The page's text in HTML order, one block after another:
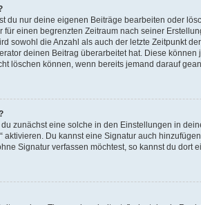
du nur deine eigenen Beiträge bearbeiten oder
einen begrenzten Zeitraum nach seiner
sowohl die Anzahl als auch der letzte Zeitpunkt
deinen Beitrag überarbeitet hat. Diese
löschen können, wenn bereits jemand darauf
zunächst eine solche in den Einstellungen in
aktivieren. Du kannst eine Signatur auch
Signatur verfassen möchtest, so kannst du dort